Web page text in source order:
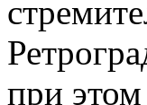
при этом